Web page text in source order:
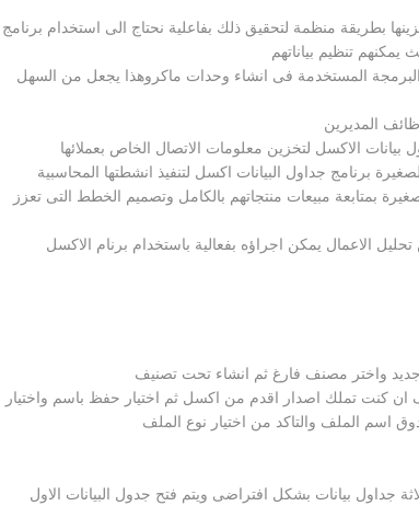
بطريقة منظمة لتحقيق ذلك بفاعلية نحتاج الى استخدام برنامج
تنظيم بياناتهم
المستخدمة فى انشاء وحدات ماكروهذا يجعل من السهل
المديرين
الاكسل لتخزين معلومات الاتصال الخاص بعملائها
برنامج جداول البيانات اكسل لتنفيذ انشطتها المحاسبية
بمتابعة مبيعات منتجاتهم بالكامل وتصميم الخطط التى تعزز
الاعمال يمكن اجراؤه بفعالية باستخدام برنام الاكسل
واختر مصنف فارغ ثم انشاء تحت تصنيف
تملك اصدار اقدم من اكسل ثم اختيار حفظ باسم واختيار
اسم الملف والتاكد من اختيار نوع الملف
جداول بيانات بشكل افتراضى ويتم فتح جدول البيانات الاول